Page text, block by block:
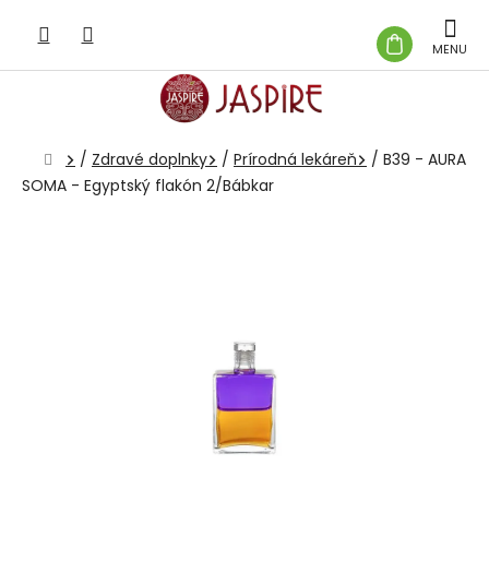
obsah
KOŠÍK
Domov
/ Zdravé doplnky / Prírodná lekáreň / B39 - AURA
SOMA - Egyptský flakón 2/Bábkar